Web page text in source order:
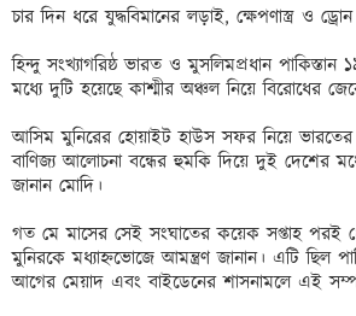
চার দিন ধরে যুদ্ধবিমানের লড়াই, ক্ষেপণাস্ত্র ও
হিন্দু সংখ্যাগরিষ্ঠ ভারত ও মুসলিমপ্রধান
মধ্যে দুটি হয়েছে কাশ্মীর অঞ্চল নিয়ে বিরোধের
আসিম মুনিরের হোয়াইট হাউস সফর নিয়ে ভারতের
বাণিজ্য আলোচনা বন্ধের হুমকি দিয়ে দুই দেশের
জানান মোদি।
গত মে মাসের সেই সংঘাতের কয়েক সপ্তাহ পরই
মুনিরকে মধ্যাহ্নভোজে আমন্ত্রণ জানান। এটি ছিল
আগের মেয়াদ এবং বাইডেনের শাসনামলে এই